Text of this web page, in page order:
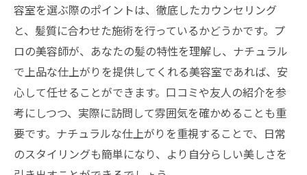
容室を選ぶ際のポイントは、徹底したカウンセリング
と、髪質に合わせた施術を行っているかどうかです。プ
ロの美容師が、あなたの髪の特性を理解し、ナチュラル
で上品な仕上がりを提供してくれる美容室であれば、安
心して任せることができます。口コミや友人の紹介を参
考にしつつ、実際に訪問して雰囲気を確かめることも重
要です。ナチュラルな仕上がりを重視することで、日常
のスタイリングも簡単になり、より自分らしい美しさを